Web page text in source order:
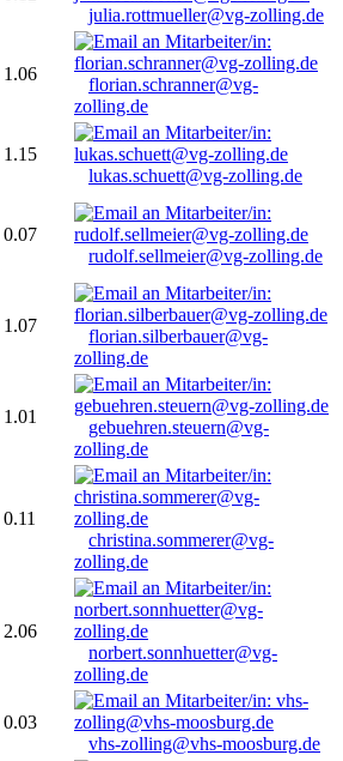
julia.rottmueller@vg-zolling.de
1.06
florian.schranner@vg-
zolling.de
1.15
lukas.schuett@vg-zolling.de
0.07
rudolf.sellmeier@vg-zolling.de
1.07
florian.silberbauer@vg-
zolling.de
1.01
gebuehren.steuern@vg-
zolling.de
0.11
christina.sommerer@vg-
zolling.de
2.06
norbert.sonnhuetter@vg-
zolling.de
0.03
vhs-zolling@vhs-moosburg.de